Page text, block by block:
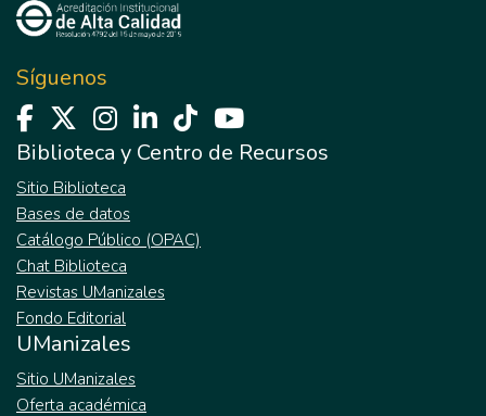
Síguenos
Biblioteca y Centro de Recursos
Sitio Biblioteca
Bases de datos
Catálogo Público (OPAC)
Chat Biblioteca
Revistas UManizales
Fondo Editorial
UManizales
Sitio UManizales
Oferta académica